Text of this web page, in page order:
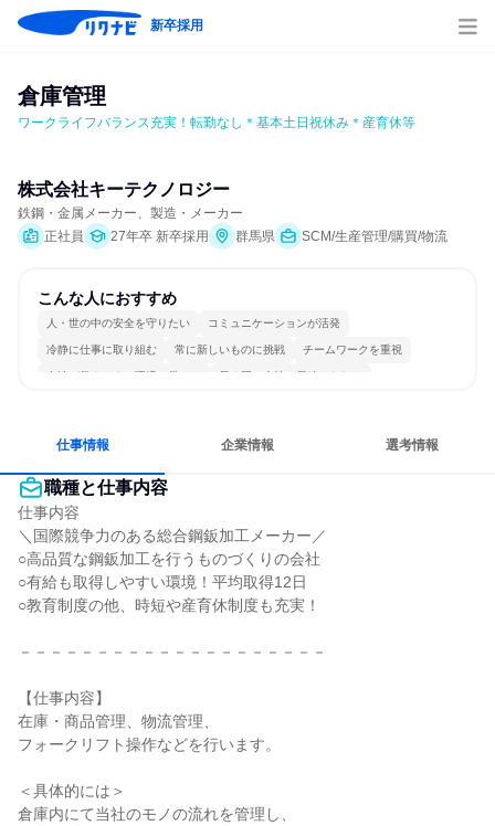
新卒採用
倉庫管理
ワークライフバランス充実！転勤なし＊基本土日祝休み＊産育休等
株式会社キーテクノロジー
鉄鋼・金属メーカー、製造・メーカー
正社員
27年卒 新卒採用 群馬県 SCM/生産管理/購買/物流
こんな人におすすめ
人・世の中の安全を守りたい コミュニケーションが活発
冷静に仕事に取り組む 常に新しいものに挑戦 チームワークを重視
女性が働きやすい環境で働ける 長く同じ会社に居続けられる
仕事情報 企業情報 選考情報
職種と仕事内容
仕事内容
＼国際競争力のある総合鋼鈑加工メーカー／
○高品質な鋼鈑加工を行うものづくりの会社
○有給も取得しやすい環境！平均取得12日
○教育制度の他、時短や産育休制度も充実！
－－－－－－－－－－－－－－－－－－－－
【仕事内容】
在庫・商品管理、物流管理、
フォークリフト操作などを行います。
＜具体的には＞
倉庫内にて当社のモノの流れを管理し、